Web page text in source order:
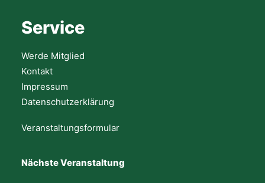
Service
Werde Mitglied
Kontakt
Impressum
Datenschutzerklärung
Veranstaltungsformular
Nächste Veranstaltung